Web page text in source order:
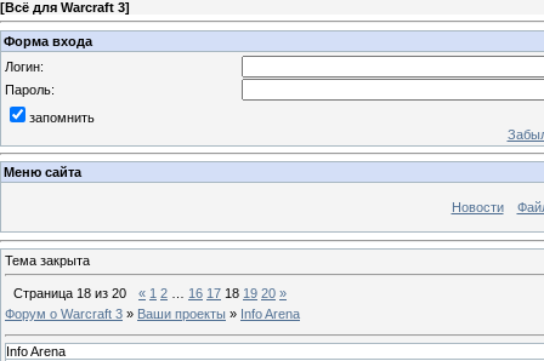
[Всё для Warcraft 3]
Форма входа
Логин:
Пароль:
запомнить
Меню сайта
Новости
Тема закрыта
Страница 18 из 20 « 1 2 16 17 18 19 20 »
Форум о Warcraft 3 » Ваши проекты » Info Arena
Info Arena